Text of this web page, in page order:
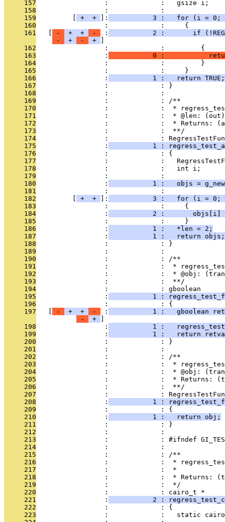
     157
                 :             :   gsize i;
     158
                 :             :
     159
+ + ]:
3 :   for (i = 0;
     160
                 :             :     {
     161
- + + - :
2 :       if
-
+ - +
     162
                 :             :         {
     163
                 :
0 :
     164
                 :             :         }
     165
                 :             :     }
     166
                 :
           1 :   return TRUE;
     167
                 :             : }
     168
                 :             :
     169
                 :             : /**
     170
:             :  *
     171
:             :  * @len:
     172
:             :  * Returns:
     173
                 :             :  **/
     174
:             :
     175
                 :
1 :
     176
                 :             : {
     177
:             :
     178
                 :             :   int i;
     179
                 :             :
     180
                 :
1 :   objs =
     181
                 :             :
     182
+ + ]:
3 :   for (i = 0;
     183
                 :             :     {
     184
                 :
2 :       objs[i]
     185
                 :             :     }
     186
                 :
           1 :   *len = 2;
     187
                 :
           1 :   return objs;
     188
                 :             : }
     189
                 :             :
     190
                 :             : /**
     191
:             :  *
     192
:             :  * @obj:
     193
                 :             :  **/
     194
                 :             : gboolean
     195
                 :
1 :
     196
                 :             : {
     197
- + + - :
1 :   gboolean
-
+
     198
                 :
1 :
     199
                 :
1 :   return
     200
                 :             : }
     201
                 :             :
     202
                 :             : /**
     203
:             :  *
     204
:             :  * @obj:
     205
:             :  * Returns:
     206
                 :             :  **/
     207
:             :
     208
                 :
1 :
     209
                 :             : {
     210
                 :
           1 :   return obj;
     211
                 :             : }
     212
                 :             :
     213
:             : #ifndef
     214
                 :             :
     215
                 :             : /**
     216
:             :  *
     217
                 :             :  *
     218
:             :  * Returns:
     219
                 :             :  */
     220
                 :             : cairo_t *
     221
                 :
2 :
     222
                 :             : {
     223
:             :   static